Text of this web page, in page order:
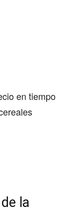
en tiempo
la